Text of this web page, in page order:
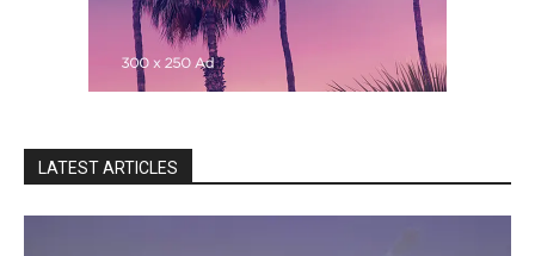
LATEST ARTICLES